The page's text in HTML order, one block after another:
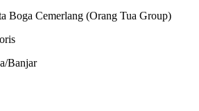
Boga Cemerlang (Orang Tua Group)
Banjar